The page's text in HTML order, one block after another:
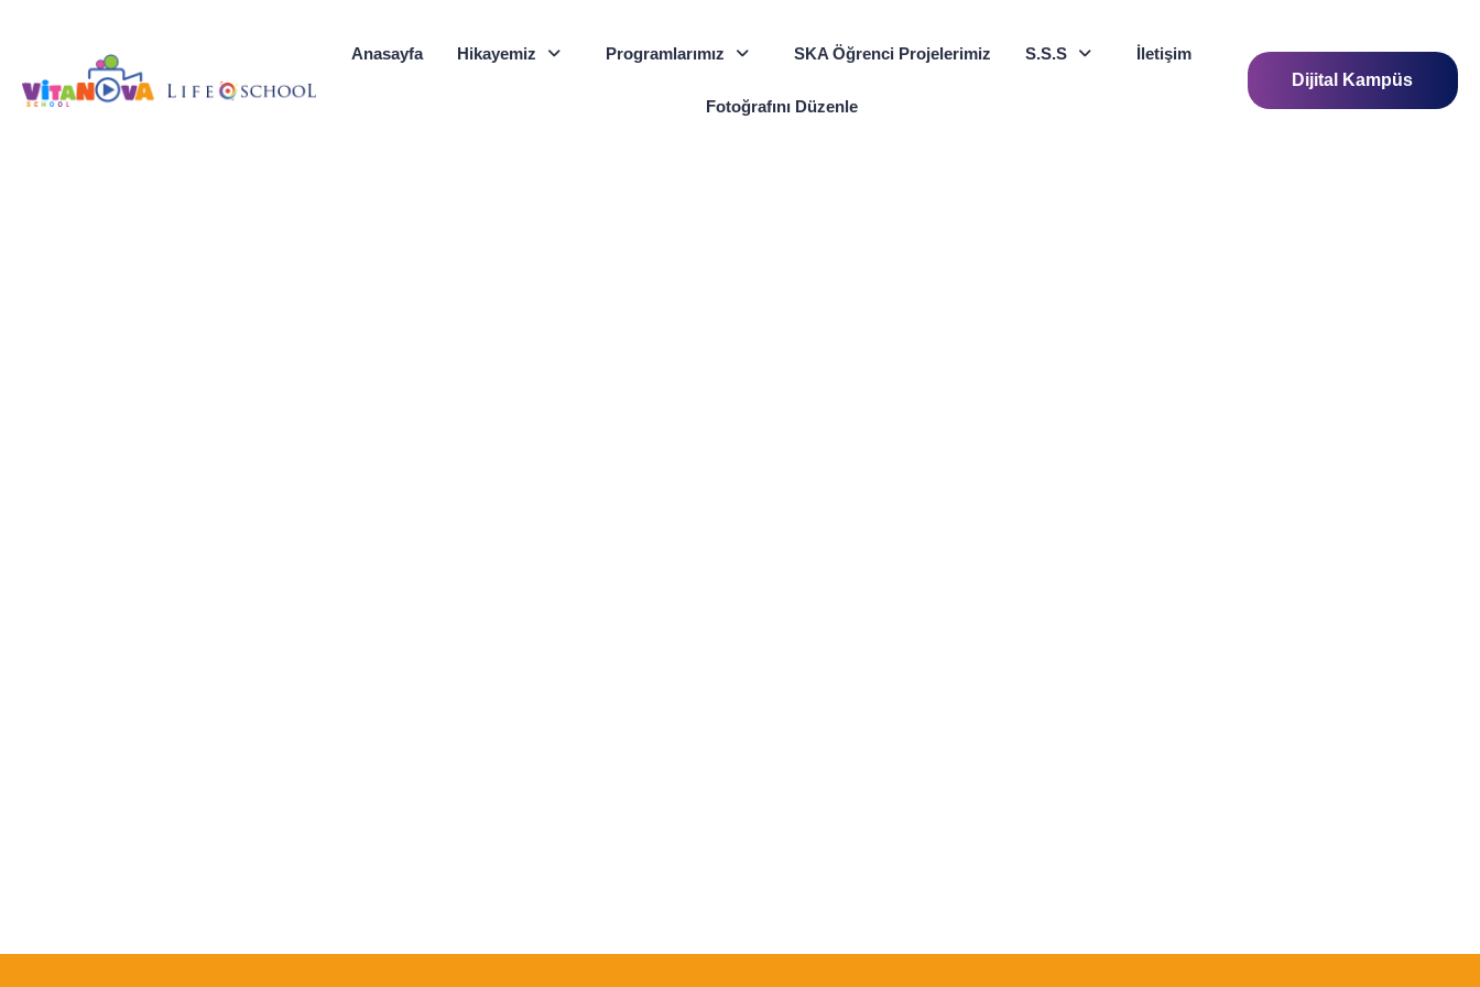
Anasayfa Hikayemiz Programlarımız SKA Öğrenci Projelerimiz S.S.S İletişim
Fotoğrafını Düzenle
Dijital Kampüs